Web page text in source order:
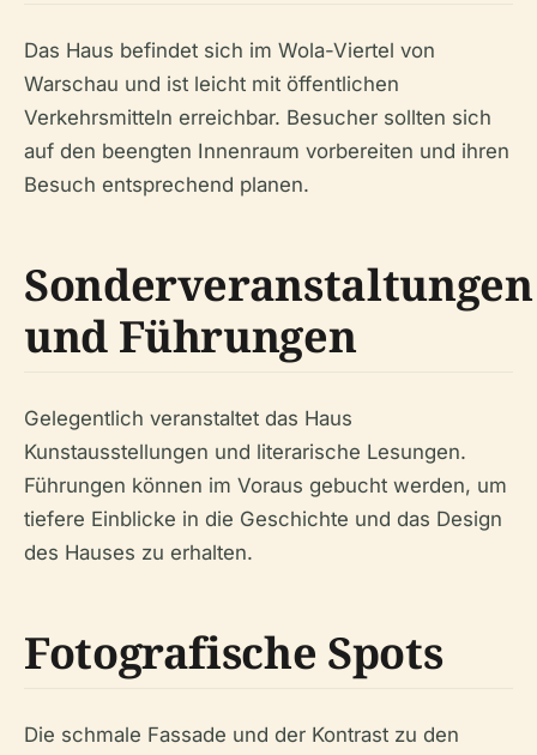
Das Haus befindet sich im Wola-Viertel von
Warschau und ist leicht mit öffentlichen
Verkehrsmitteln erreichbar. Besucher sollten sich
auf den beengten Innenraum vorbereiten und ihren
Besuch entsprechend planen.
Sonderveranstaltungen
und Führungen
Gelegentlich veranstaltet das Haus
Kunstausstellungen und literarische Lesungen.
Führungen können im Voraus gebucht werden, um
tiefere Einblicke in die Geschichte und das Design
des Hauses zu erhalten.
Fotografische Spots
Die schmale Fassade und der Kontrast zu den